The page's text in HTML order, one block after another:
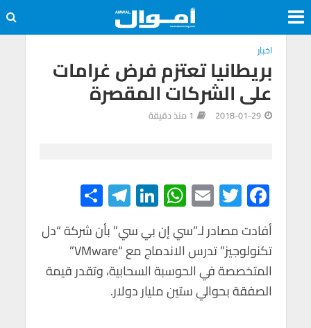
اخبار
بريطانيا تعتزم فرض غرامات
على الشركات المقصرة
2018-01-29 1 منذ دقيقة
F
ac
e
b
o
o
T
wi
tt
er
E
m
ail
W
h
at
s
A
p
Li
n
ke
dI
n
Te
le
gr
a
m
h
ar
e
أفادت مصادر لـ”سي إن بي سي” بأن شركة “دل
تكنولوجيز” تدرس الاندماج مع “VMware”
المتخصصة في الحوسبة السحابية، وتقدر قيمة
الصفقة بحوالي ستين مليار دولار.